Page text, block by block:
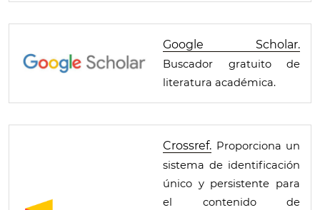
Google Scholar.
Buscador gratuito de
literatura académica.
Crossref. Proporciona un
sistema de identificación
único y persistente para
el contenido de